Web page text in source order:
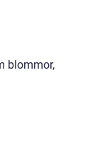
blommor,